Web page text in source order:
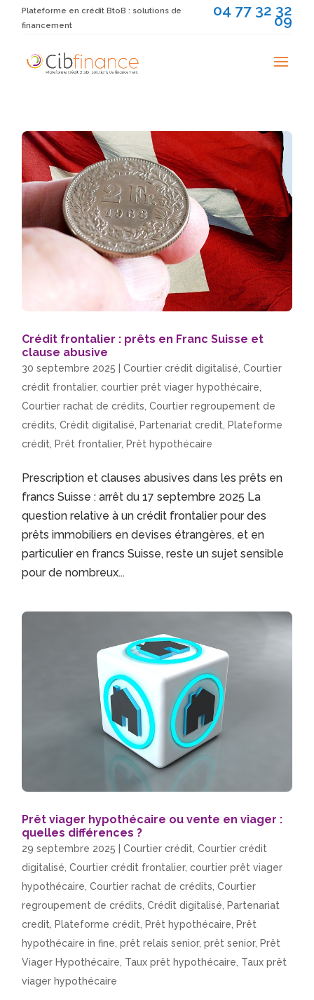
Plateforme en crédit BtoB : solutions de
financement
04 77 32 32
09
Crédit frontalier : prêts en Franc Suisse et
clause abusive
30 septembre 2025 |Courtier crédit digitalisé ,Courtier
crédit frontalier,courtier prêt viager hypothécaire
Courtier rachat de crédits ,Courtier regroupement de
crédits ,Crédit digitalisé Partenariat credit
Plateforme
crédit
Prêt frontalier, Prêt hypothécaire
Prescription et clauses abusives dans les prêts en
francs Suisse : arrêt du 17 septembre 2025 La
question relative à un crédit frontalier pour des
prêts immobiliers en devises étrangères, et en
particulier en francs Suisse, reste un sujet sensible
pour de nombreux...
Prêt viager hypothécaire ou vente en viager :
quelles différences ?
29 septembre 2025 |Courtier crédit ,Courtier crédit
digitalisé ,Courtier crédit frontalier,courtier prêt viager
hypothécaire ,Courtier rachat de crédits ,Courtier
regroupement de crédits ,Crédit digitalisé
Partenariat
credit
Plateforme crédit Prêt hypothécaire
Prêt
hypothécaire in fine ,prêt relais senior,prêt senior, Prêt
Viager Hypothécaire Taux prêt hypothécaire Taux prêt
viager hypothécaire